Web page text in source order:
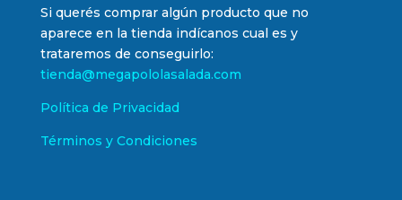
Si querés comprar algún producto que no
aparece en la tienda indícanos cual es y
trataremos de conseguirlo:
tienda@megapololasalada.com
Política de Privacidad
Términos y Condiciones